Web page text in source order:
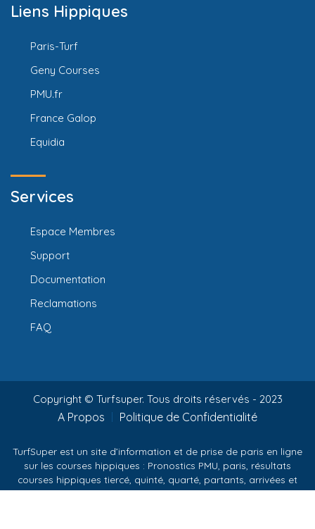
Liens Hippiques
Paris-Turf
Geny Courses
PMU.fr
France Galop
Equidia
Services
Espace Membres
Support
Documentation
Reclamations
FAQ
Copyright © Turfsuper. Tous droits réservés - 2023
A Propos Politique de Confidentialité
TurfSuper est un site d’information et de prise de paris en ligne
sur les courses hippiques : Pronostics PMU, paris, résultats
courses hippiques tiercé, quinté, quarté, partants, arrivées et
rapports.